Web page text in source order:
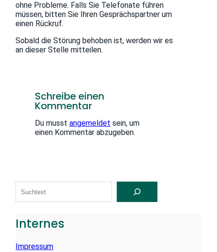
ohne Probleme. Falls Sie Telefonate führen
müssen, bitten Sie Ihren Gesprächspartner um
einen Rückruf.
Sobald die Störung behoben ist, werden wir es
an dieser Stelle mitteilen.
Schreibe einen
Kommentar
Du musst angemeldet sein, um
einen Kommentar abzugeben.
C
Internes
Impressum